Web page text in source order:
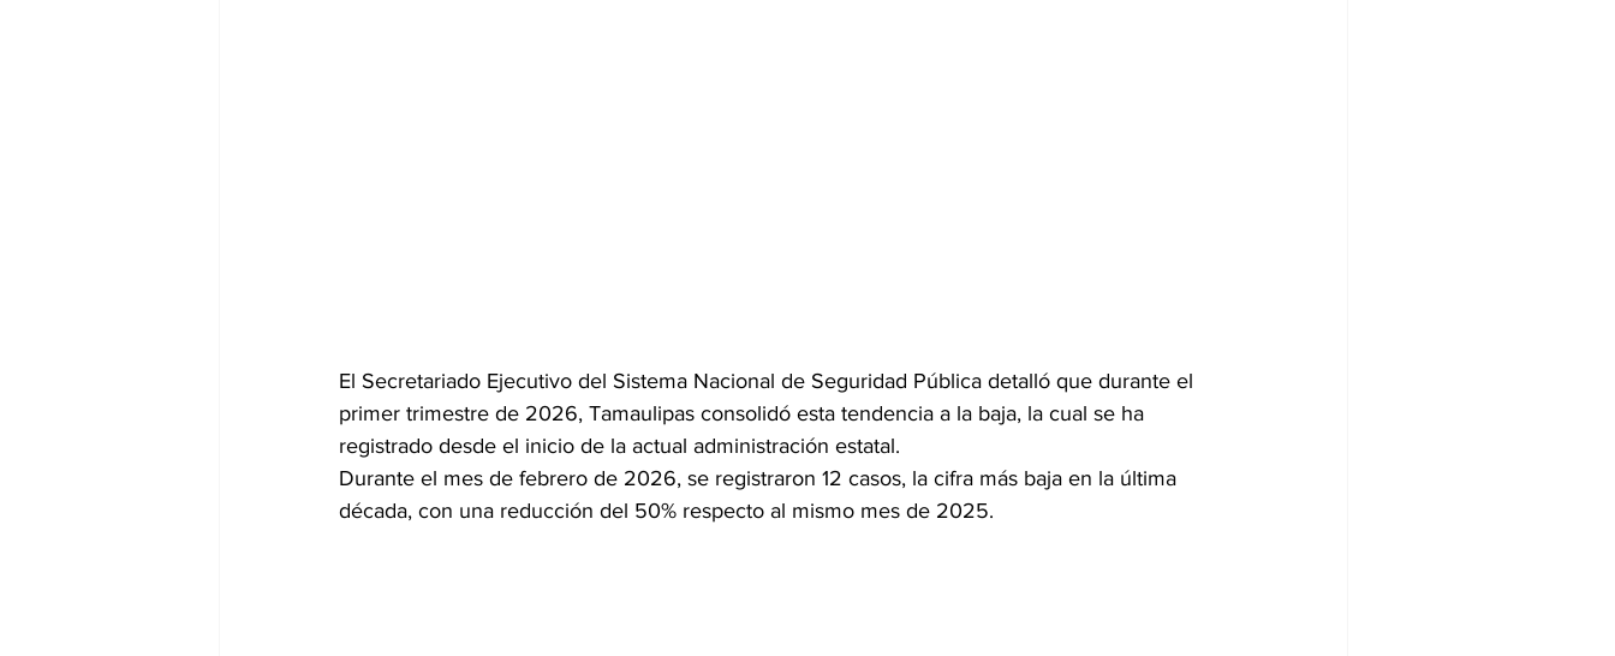
El Secretariado Ejecutivo del Sistema Nacional de Seguridad Pública detalló que durante el
primer trimestre de 2026, Tamaulipas consolidó esta tendencia a la baja, la cual se ha
registrado desde el inicio de la actual administración estatal.
Durante el mes de febrero de 2026, se registraron 12 casos, la cifra más baja en la última
década, con una reducción del 50% respecto al mismo mes de 2025.